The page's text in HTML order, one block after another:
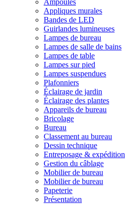
Ampoules
Appliques murales
Bandes de LED
Guirlandes lumineuses
Lampes de bureau
Lampes de salle de bains
Lampes de table
Lampes sur pied
Lampes suspendues
Plafonniers
Éclairage de jardin
Éclairage des plantes
Appareils de bureau
Bricolage
Bureau
Classement au bureau
Dessin technique
Entreposage & expédition
Gestion du câblage
Mobilier de bureau
Mobilier de bureau
Papeterie
Présentation